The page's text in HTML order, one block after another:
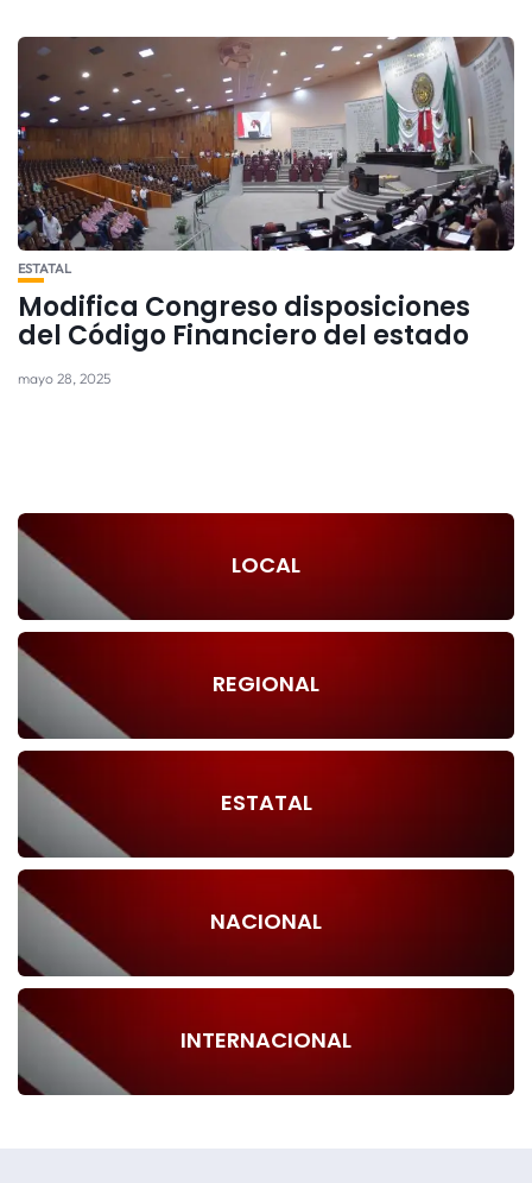
ESTATAL
Modifica Congreso disposiciones
del Código Financiero del estado
mayo 28, 2025
LOCAL
REGIONAL
ESTATAL
NACIONAL
INTERNACIONAL